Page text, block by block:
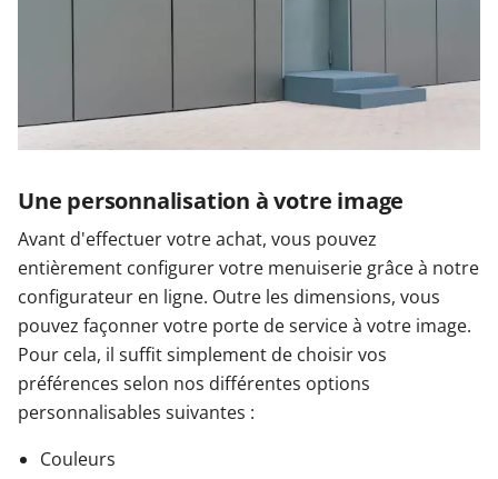
Une personnalisation à votre image
Avant d'effectuer votre achat, vous pouvez
entièrement configurer votre menuiserie grâce à notre
configurateur en ligne. Outre les dimensions, vous
pouvez façonner votre porte de service à votre image.
Pour cela, il suffit simplement de choisir vos
préférences selon nos différentes options
personnalisables suivantes :
Couleurs